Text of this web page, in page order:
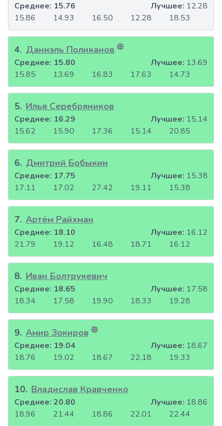
15.86 14.93 16.50 12.28 18.53
Среднее: 15.76 Лучшее: 12.28
4. Даниэль Поликанов
15.85 13.69 16.83 17.63 14.73
Среднее: 15.80 Лучшее: 13.69
5. Илья Серебряников
15.62 15.90 17.36 15.14 20.85
Среднее: 16.29 Лучшее: 15.14
6. Дмитрий Бобыкин
17.11 17.02 27.42 19.11 15.38
Среднее: 17.75 Лучшее: 15.38
7. Артём Райхман
21.79 19.12 16.48 18.71 16.12
Среднее: 18.10 Лучшее: 16.12
8. Иван Болтрукевич
18.34 17.58 19.90 18.33 19.28
Среднее: 18.65 Лучшее: 17.58
9. Амир Зокиров
18.76 19.02 18.67 22.18 19.33
Среднее: 19.04 Лучшее: 18.67
10. Владислав Кравченко
18.96 21.44 18.86 22.01 22.44
Среднее: 20.80 Лучшее: 18.86